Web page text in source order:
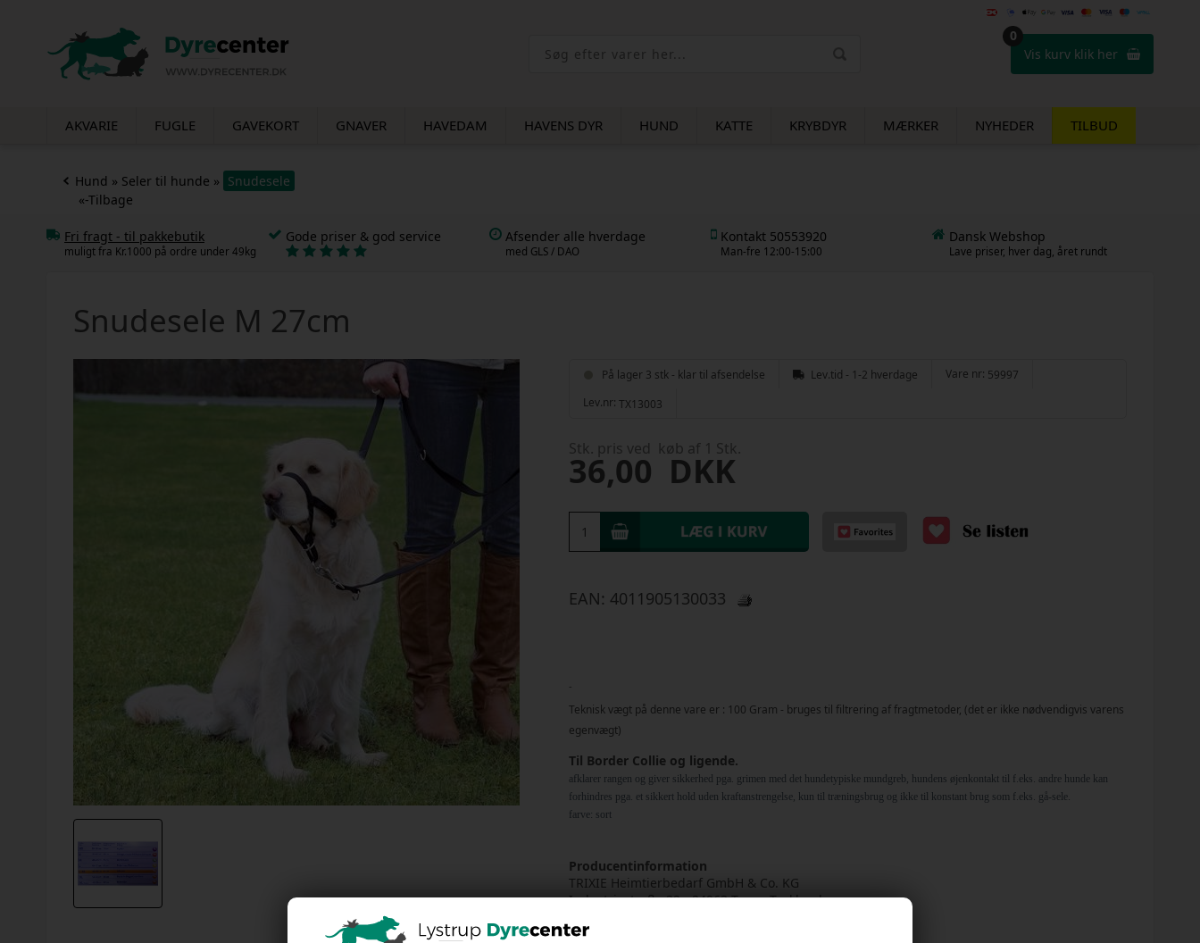
Vis kurv klik her
0
AKVARIE FUGLE GAVEKORT GNAVER HAVEDAM HAVENS DYR HUND KATTE KRYBDYR MÆRKER NYHEDER TILBUD
Hund » Seler til hunde » Snudesele
«-Tilbage
Fri fragt - til pakkebutik
muligt fra Kr.1000 på ordre under 49kg
Gode priser & god service Afsender alle hverdage
med GLS / DAO
Kontakt 50553920
Man-fre 12:00-15:00
Dansk Webshop
Lave priser, hver dag, året rundt
Snudesele M 27cm
På lager 3 stk - klar til afsendelse Lev.tid - 1-2 hverdage Vare nr: 59997
Lev.nr: TX13003
Stk. pris ved køb af 1 Stk.
36,00 DKK
EAN: 4011905130033
-
Teknisk vægt på denne vare er : 100 Gram - bruges til filtrering af fragtmetoder, (det er ikke nødvendigvis varens
egenvægt)
Til Border Collie og ligende.
afklarer rangen og giver sikkerhed pga. grimen med det hundetypiske mundgreb, hundens øjenkontakt til f.eks. andre hunde kan
forhindres pga. et sikkert hold uden kraftanstrengelse, kun til træningsbrug og ikke til konstant brug som f.eks. gå-sele.
farve: sort
Producentinformation
TRIXIE Heimtierbedarf GmbH & Co. KG
Industriestraße 32 - 24963 Tarp - Tyskland